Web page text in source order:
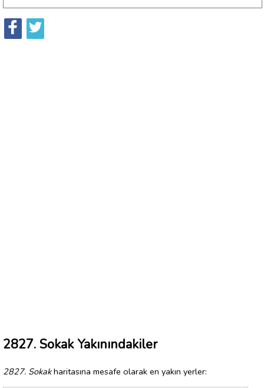
2827. Sokak Yakınındakiler
2827. Sokakharitasına mesafe olarak en yakın yerler: